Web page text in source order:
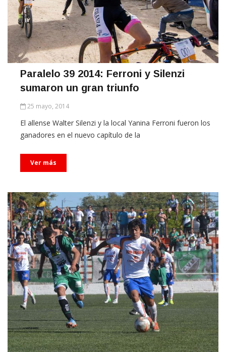
Paralelo 39 2014: Ferroni y Silenzi
sumaron un gran triunfo
El allense Walter Silenzi y la local Yanina Ferroni fueron los
ganadores en el nuevo capítulo de la